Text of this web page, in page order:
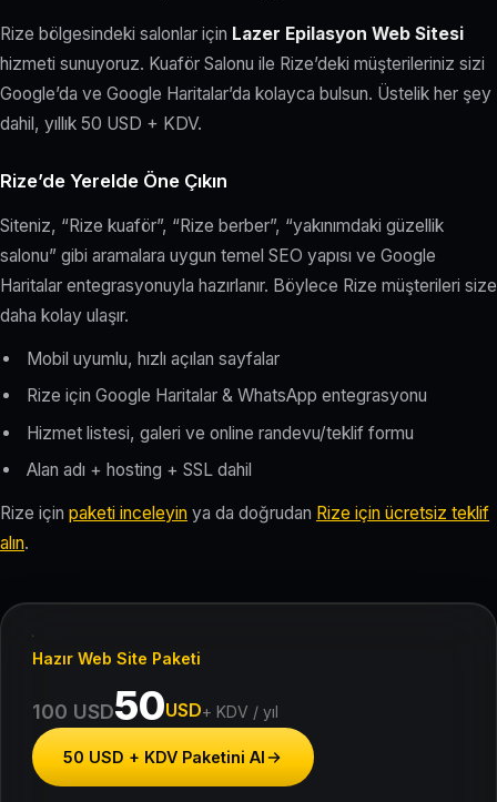
Rize bölgesindeki salonlar için Lazer Epilasyon Web Sitesi
hizmeti sunuyoruz. Kuaför Salonu ile Rize’deki müşterileriniz sizi
Google’da ve Google Haritalar’da kolayca bulsun. Üstelik her şey
dahil, yıllık 50 USD + KDV.
Rize’de Yerelde Öne Çıkın
Siteniz, “Rize kuaför”, “Rize berber”, “yakınımdaki güzellik
salonu” gibi aramalara uygun temel SEO yapısı ve Google
Haritalar entegrasyonuyla hazırlanır. Böylece Rize müşterileri size
daha kolay ulaşır.
Mobil uyumlu, hızlı açılan sayfalar
Rize için Google Haritalar & WhatsApp entegrasyonu
Hizmet listesi, galeri ve online randevu/teklif formu
Alan adı + hosting + SSL dahil
Rize için paketi inceleyin ya da doğrudan Rize için ücretsiz teklif
alın.
Hazır Web Site Paketi
100 USD50USD+ KDV / yıl
50 USD + KDV Paketini Al